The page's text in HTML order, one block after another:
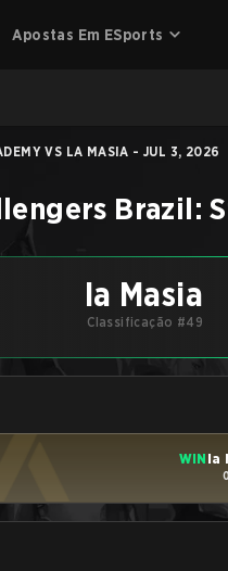
Apostas Em ESports
VS LA MASIA - JUL 3, 2026
Brazil:
la Masia
Classificação #49
WIN la